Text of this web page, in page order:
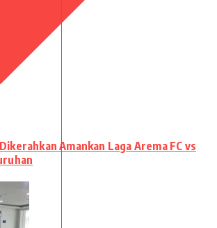
Amankan Laga Arema FC vs